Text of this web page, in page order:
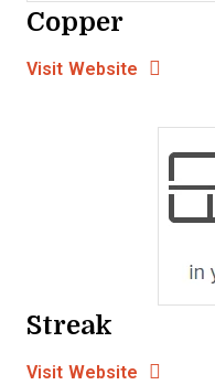
Copper
Visit Website Opens
Streak
Visit Website Opens